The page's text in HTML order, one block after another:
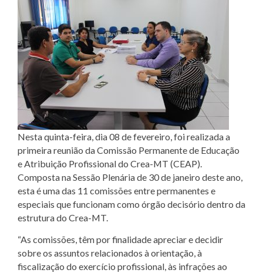
Nesta quinta-feira, dia 08 de fevereiro, foi realizada a
primeira reunião da Comissão Permanente de Educação
e Atribuição Profissional do Crea-MT (CEAP).
Composta na Sessão Plenária de 30 de janeiro deste ano,
esta é uma das 11 comissões entre permanentes e
especiais que funcionam como órgão decisório dentro da
estrutura do Crea-MT.
“As comissões, têm por finalidade apreciar e decidir
sobre os assuntos relacionados à orientação, à
fiscalização do exercício profissional, às infrações ao